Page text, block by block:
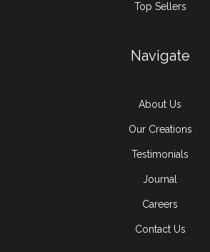
Top Sellers
Navigate
About Us
Our Creations
Testimonials
Journal
Careers
Contact Us